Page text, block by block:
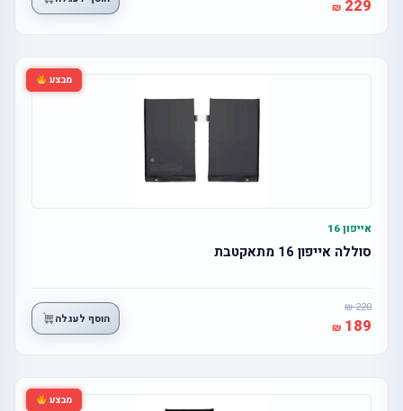
229
מבצע
אייפון 16
סוללה אייפון 16 מתאקטבת
220
189 הוסף לעגלה
מבצע